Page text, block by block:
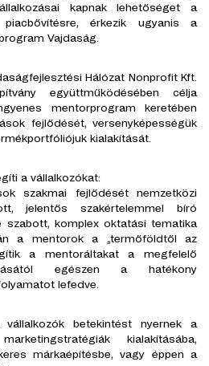
kapnak lehetőséget a
érkezik ugyanis a
Vajdaság.
Hálózat Nonprofit Kft.
együttműködésében célja
mentorprogram keretében
fejlődését, versenyképességük
kialakítását.
a vállalkozókat:
szakmai fejlődését nemzetközi
jelentős szakértelemmel bíró
szabott, komplex oktatási tematika
a mentorok a „termőföldtől az
a mentoráltakat a megfelelő
egészen a hatékony
lefedve.
betekintést nyernek a
kialakításába,
márkaépítésbe, vagy éppen a